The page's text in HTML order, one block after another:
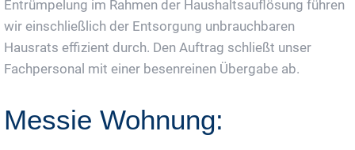
Entrümpelung im Rahmen der Haushaltsauflösung führen
wir einschließlich der Entsorgung unbrauchbaren
Hausrats effizient durch. Den Auftrag schließt unser
Fachpersonal mit einer besenreinen Übergabe ab.
Messie Wohnung: